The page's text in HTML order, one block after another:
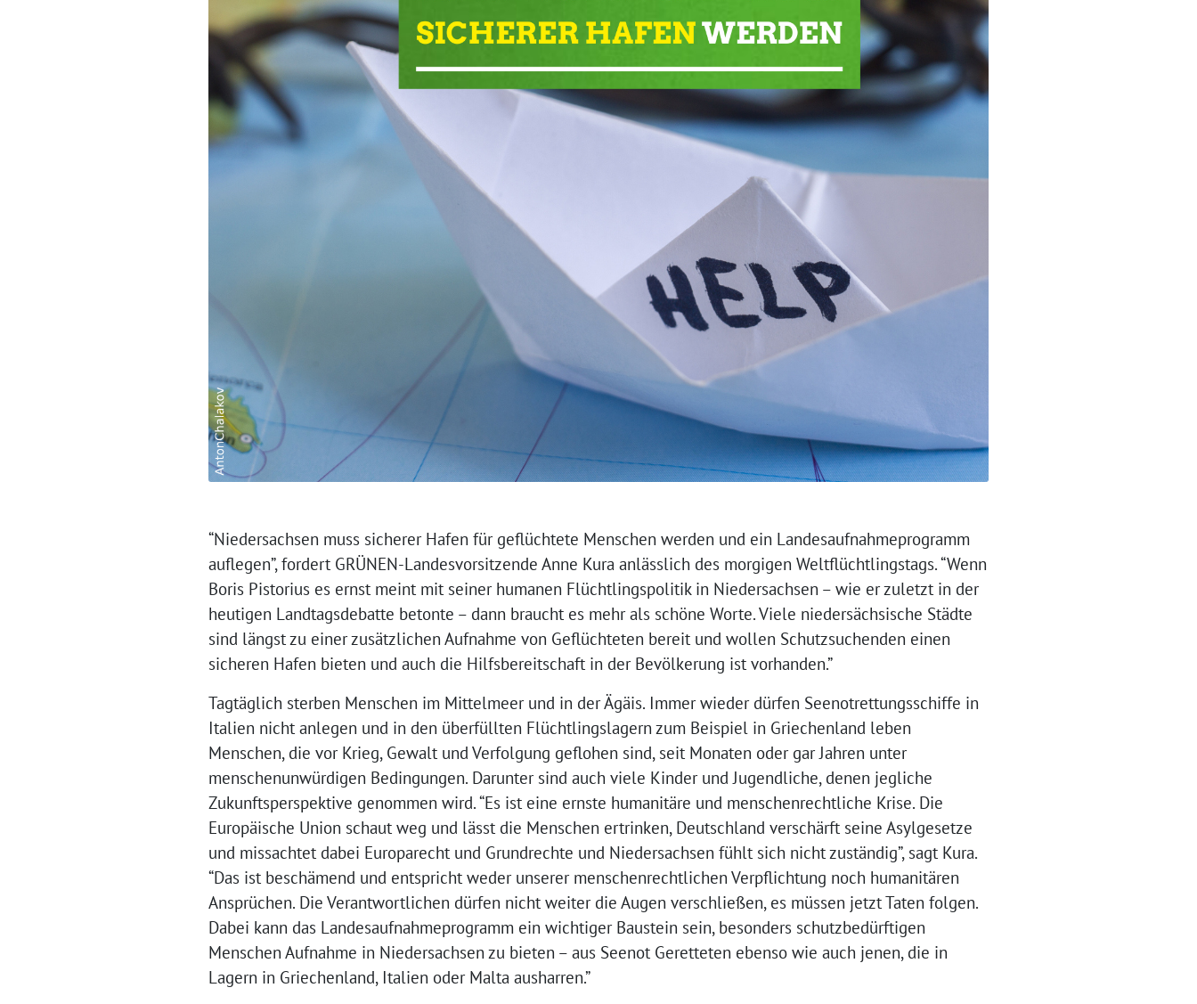
“Niedersachsen muss sicherer Hafen für geflüchtete Menschen werden und ein Landesaufnahmeprogramm
auflegen”, fordert GRÜNEN-Landesvorsitzende Anne Kura anlässlich des morgigen Weltflüchtlingstags. “Wenn
Boris Pistorius es ernst meint mit seiner humanen Flüchtlingspolitik in Niedersachsen – wie er zuletzt in der
heutigen Landtagsdebatte betonte – dann braucht es mehr als schöne Worte. Viele niedersächsische Städte
sind längst zu einer zusätzlichen Aufnahme von Geflüchteten bereit und wollen Schutzsuchenden einen
sicheren Hafen bieten und auch die Hilfsbereitschaft in der Bevölkerung ist vorhanden.”
Tagtäglich sterben Menschen im Mittelmeer und in der Ägäis. Immer wieder dürfen Seenotrettungsschiffe in
Italien nicht anlegen und in den überfüllten Flüchtlingslagern zum Beispiel in Griechenland leben
Menschen, die vor Krieg, Gewalt und Verfolgung geflohen sind, seit Monaten oder gar Jahren unter
menschenunwürdigen Bedingungen. Darunter sind auch viele Kinder und Jugendliche, denen jegliche
Zukunftsperspektive genommen wird. “Es ist eine ernste humanitäre und menschenrechtliche Krise. Die
Europäische Union schaut weg und lässt die Menschen ertrinken, Deutschland verschärft seine Asylgesetze
und missachtet dabei Europarecht und Grundrechte und Niedersachsen fühlt sich nicht zuständig”, sagt Kura.
“Das ist beschämend und entspricht weder unserer menschenrechtlichen Verpflichtung noch humanitären
Ansprüchen. Die Verantwortlichen dürfen nicht weiter die Augen verschließen, es müssen jetzt Taten folgen.
Dabei kann das Landesaufnahmeprogramm ein wichtiger Baustein sein, besonders schutzbedürftigen
Menschen Aufnahme in Niedersachsen zu bieten – aus Seenot Geretteten ebenso wie auch jenen, die in
Lagern in Griechenland, Italien oder Malta ausharren.”